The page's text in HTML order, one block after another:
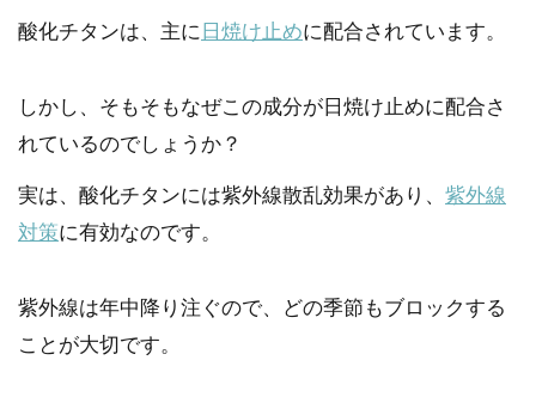
酸化チタンは、主に 日焼け止めに配合されています。
しかし、そもそもなぜこの成分が日焼け止めに配合さ
れているのでしょうか？
実は、酸化チタンには紫外線散乱効果があり、 紫外線
対策に有効なのです。
紫外線は年中降り注ぐので、どの季節もブロックする
ことが大切です。